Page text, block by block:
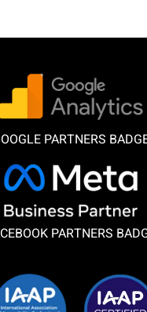
PARTNERS
PARTNERS